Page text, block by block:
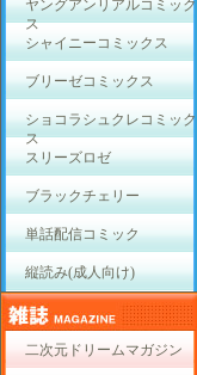
ヤングアンリアルコミック
ス
シャイニーコミックス
ブリーゼコミックス
ショコラシュクレコミック
ス
スリーズロゼ
ブラックチェリー
単話配信コミック
縦読み(成人向け)
二次元ドリームマガジン